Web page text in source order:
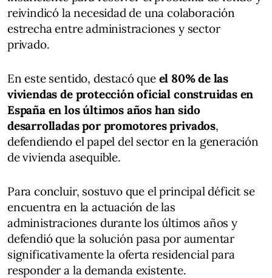
reivindicó la necesidad de una colaboración
estrecha entre administraciones y sector
privado.
En este sentido, destacó que el 80% de las
viviendas de protección oficial construidas en
España en los últimos años han sido
desarrolladas por promotores privados,
defendiendo el papel del sector en la generación
de vivienda asequible.
Para concluir, sostuvo que el principal déficit se
encuentra en la actuación de las
administraciones durante los últimos años y
defendió que la solución pasa por aumentar
significativamente la oferta residencial para
responder a la demanda existente.